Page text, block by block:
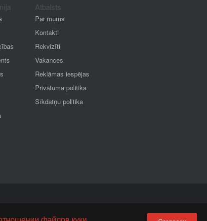
Atbalsts
Par mums
Kontakti
Rekvizīti
Vakances
Reklāmas iespējas
Privātuma politika
Sīkdatņu politika